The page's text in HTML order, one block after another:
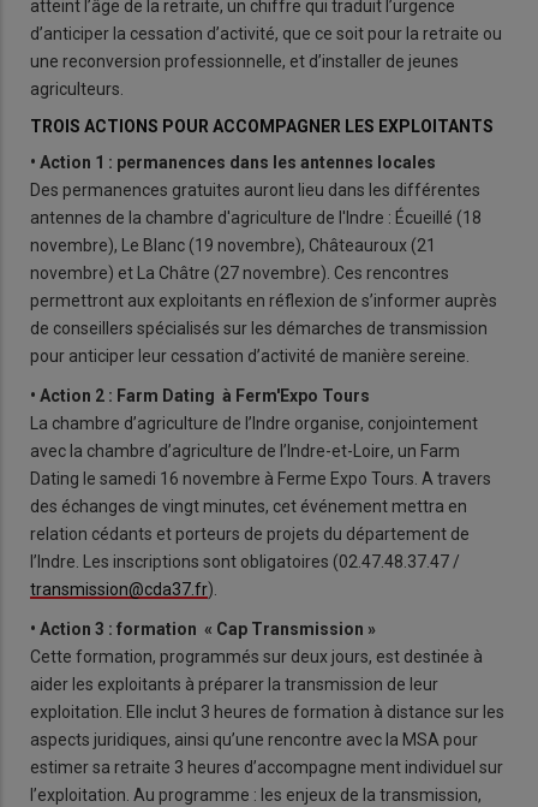
atteint l’âge de la retraite, un chiffre qui traduit l’urgence
d’anticiper la cessation d’activité, que ce soit pour la retraite ou
une reconversion professionnelle, et d’installer de jeunes
agriculteurs.
TROIS ACTIONS POUR ACCOMPAGNER LES EXPLOITANTS
• Action 1 : permanences dans les antennes locales
Des permanences gratuites auront lieu dans les différentes
antennes de la chambre d'agriculture de l'Indre : Écueillé (18
novembre), Le Blanc (19 novembre), Châteauroux (21
novembre) et La Châtre (27 novembre). Ces rencontres
permettront aux exploitants en réflexion de s’informer auprès
de conseillers spécialisés sur les démarches de transmission
pour anticiper leur cessation d’activité de manière sereine.
• Action 2 : Farm Dating à Ferm'Expo Tours
La chambre d’agriculture de l’Indre organise, conjointement
avec la chambre d’agriculture de l’Indre-et-Loire, un Farm
Dating le samedi 16 novembre à Ferme Expo Tours. A travers
des échanges de vingt minutes, cet événement mettra en
relation cédants et porteurs de projets du département de
l’Indre. Les inscriptions sont obligatoires (02.47.48.37.47 /
transmission@cda37.fr).
• Action 3 : formation « Cap Transmission »
Cette formation, programmés sur deux jours, est destinée à
aider les exploitants à préparer la transmission de leur
exploitation. Elle inclut 3 heures de formation à distance sur les
aspects juridiques, ainsi qu’une rencontre avec la MSA pour
estimer sa retraite 3 heures d’accompagne ment individuel sur
l’exploitation. Au programme : les enjeux de la transmission,